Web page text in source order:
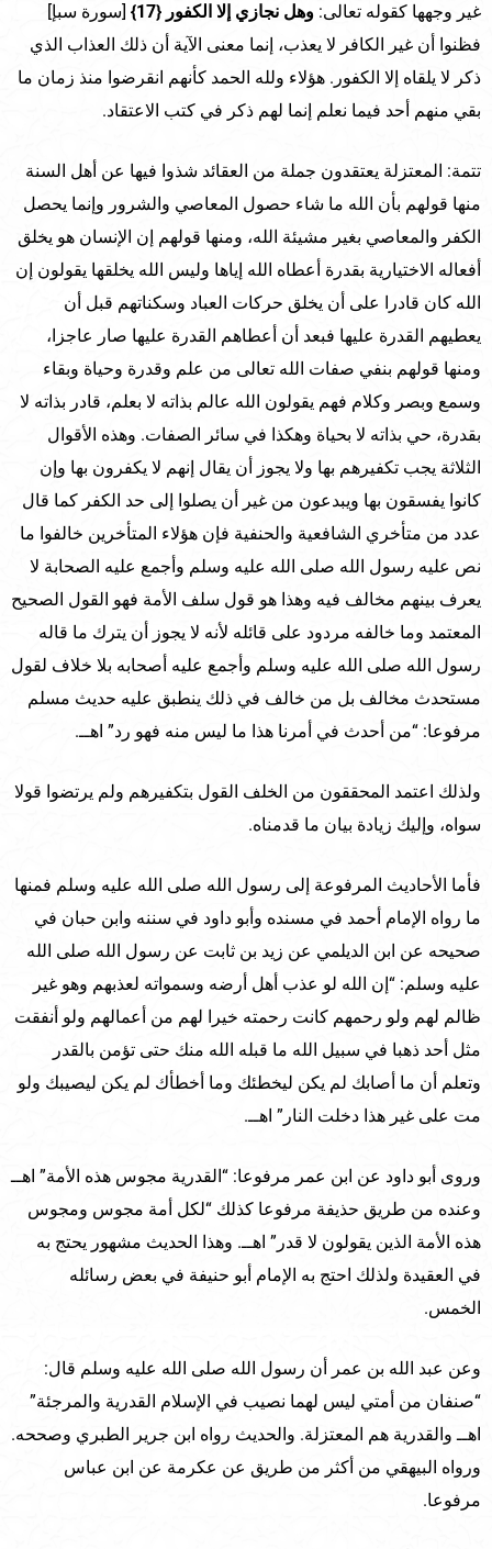
غير وجهها كقوله تعالى: وهل نجازي إلا الكفور {17}
[سورة سبإ]
فظنوا أن غير الكافر لا يعذب، إنما معنى الآية أن ذلك العذاب الذي
ذكر لا يلقاه إلا الكفور. هؤلاء ولله الحمد كأنهم انقرضوا منذ زمان ما
بقي منهم أحد فيما نعلم إنما لهم ذكر في كتب الاعتقاد.
تتمة: المعتزلة يعتقدون جملة من العقائد شذوا فيها عن أهل السنة
منها قولهم بأن الله ما شاء حصول المعاصي والشرور وإنما يحصل
الكفر والمعاصي بغير مشيئة الله، ومنها قولهم إن الإنسان هو يخلق
أفعاله الاختيارية بقدرة أعطاه الله إياها وليس الله يخلقها يقولون إن
الله كان قادرا على أن يخلق حركات العباد وسكناتهم قبل أن
يعطيهم القدرة عليها فبعد أن أعطاهم القدرة عليها صار عاجزا،
ومنها قولهم بنفي صفات الله تعالى من علم وقدرة وحياة وبقاء
وسمع وبصر وكلام فهم يقولون الله عالم بذاته لا بعلم، قادر بذاته لا
بقدرة، حي بذاته لا بحياة وهكذا في سائر الصفات. وهذه الأقوال
الثلاثة يجب تكفيرهم بها ولا يجوز أن يقال إنهم لا يكفرون بها وإن
كانوا يفسقون بها ويبدعون من غير أن يصلوا إلى حد الكفر كما قال
عدد من متأخري الشافعية والحنفية فإن هؤلاء المتأخرين خالفوا ما
نص عليه رسول الله صلى الله عليه وسلم وأجمع عليه الصحابة لا
يعرف بينهم مخالف فيه وهذا هو قول سلف الأمة فهو القول الصحيح
المعتمد وما خالفه مردود على قائله لأنه لا يجوز أن يترك ما قاله
رسول الله صلى الله عليه وسلم وأجمع عليه أصحابه بلا خلاف لقول
مستحدث مخالف بل من خالف في ذلك ينطبق عليه حديث مسلم
مرفوعا: “من أحدث في أمرنا هذا ما ليس منه فهو رد” اهــ.
ولذلك اعتمد المحققون من الخلف القول بتكفيرهم ولم يرتضوا قولا
سواه، وإليك زيادة بيان ما قدمناه.
فأما الأحاديث المرفوعة إلى رسول الله صلى الله عليه وسلم فمنها
ما رواه الإمام أحمد في مسنده وأبو داود في سننه وابن حبان في
صحيحه عن ابن الديلمي عن زيد بن ثابت عن رسول الله صلى الله
عليه وسلم: “إن الله لو عذب أهل أرضه وسمواته لعذبهم وهو غير
ظالم لهم ولو رحمهم كانت رحمته خيرا لهم من أعمالهم ولو أنفقت
مثل أحد ذهبا في سبيل الله ما قبله الله منك حتى تؤمن بالقدر
وتعلم أن ما أصابك لم يكن ليخطئك وما أخطأك لم يكن ليصيبك ولو
مت على غير هذا دخلت النار” اهــ.
وروى أبو داود عن ابن عمر مرفوعا: “القدرية مجوس هذه الأمة” اهــ
وعنده من طريق حذيفة مرفوعا كذلك “لكل أمة مجوس ومجوس
هذه الأمة الذين يقولون لا قدر” اهــ. وهذا الحديث مشهور يحتج به
في العقيدة ولذلك احتج به الإمام أبو حنيفة في بعض رسائله
الخمس.
وعن عبد الله بن عمر أن رسول الله صلى الله عليه وسلم قال:
“صنفان من أمتي ليس لهما نصيب في الإسلام القدرية والمرجئة”
اهــ والقدرية هم المعتزلة. والحديث رواه ابن جرير الطبري وصححه.
ورواه البيهقي من أكثر من طريق عن عكرمة عن ابن عباس
مرفوعا.